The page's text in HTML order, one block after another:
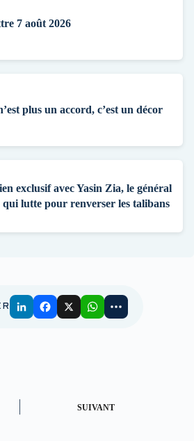
7 août 2026
plus un accord, c’est un décor
exclusif avec Yasin Zia, le général
qui lutte pour renverser les talibans
SUIVANT